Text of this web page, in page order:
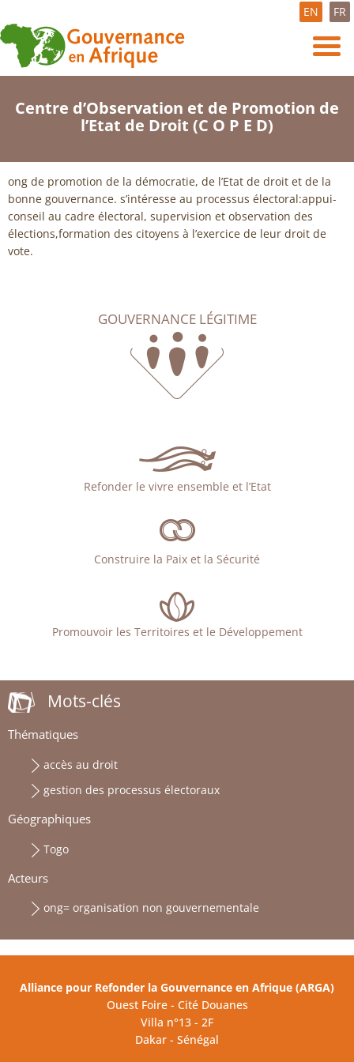
EN FR
Centre d’Observation et de Promotion de
l’Etat de Droit (C O P E D)
ong de promotion de la démocratie, de l’Etat de droit et de la
bonne gouvernance. s’intéresse au processus électoral:appui-
conseil au cadre électoral, supervision et observation des
élections,formation des citoyens à l’exercice de leur droit de
vote.
GOUVERNANCE LÉGITIME
Refonder le vivre ensemble et l’Etat
Construire la Paix et la Sécurité
Promouvoir les Territoires et le Développement
Mots-clés
Thématiques
accès au droit
gestion des processus électoraux
Géographiques
Togo
Acteurs
ong= organisation non gouvernementale
Alliance pour Refonder la Gouvernance en Afrique (ARGA)
Ouest Foire - Cité Douanes
Villa n°13 - 2F
Dakar - Sénégal